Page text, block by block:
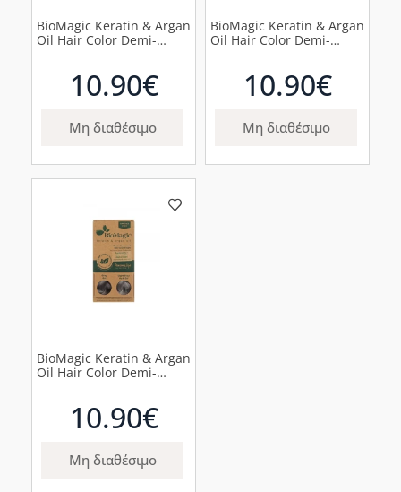
BioMagic Keratin & Argan
Oil Hair Color Demi-
10.90€
Μη διαθέσιμο
BioMagic Keratin & Argan
Oil Hair Color Demi-
10.90€
Μη διαθέσιμο
BioMagic Keratin & Argan
Oil Hair Color Demi-
10.90€
Μη διαθέσιμο